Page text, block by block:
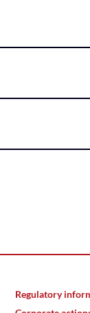
Regulatory